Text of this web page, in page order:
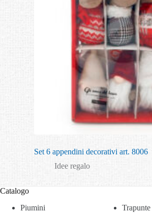
Set 6 appendini decorativi art. 8006
Idee regalo
Catalogo
Piumini
Trapunte